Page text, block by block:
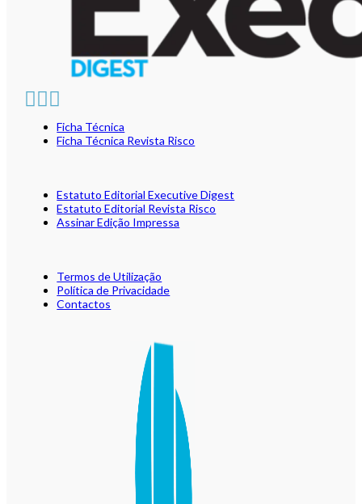
Ficha Técnica
Ficha Técnica Revista Risco
Estatuto Editorial Executive Digest
Estatuto Editorial Revista Risco
Assinar Edição Impressa
Termos de Utilização
Política de Privacidade
Contactos